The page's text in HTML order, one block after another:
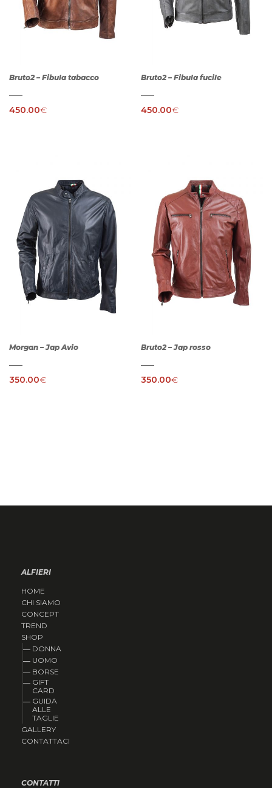
Bruto2 – Fibula tabacco
450.00€
Bruto2 – Fibula fucile
450.00€
Morgan – Jap Avio
350.00€
Bruto2 – Jap rosso
350.00€
ALFIERI
HOME
CHI SIAMO
CONCEPT
TREND
SHOP
DONNA
UOMO
BORSE
GIFT
CARD
GUIDA
ALLE
TAGLIE
GALLERY
CONTATTACI
CONTATTI